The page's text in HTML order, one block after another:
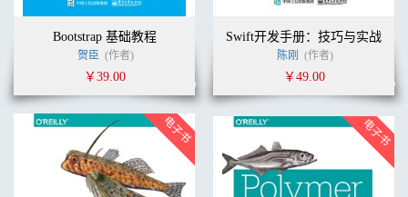
Bootstrap 基础教程
贺臣 (作者)
￥39.00
Swift开发手册：技巧与实战
陈刚 (作者)
￥49.00